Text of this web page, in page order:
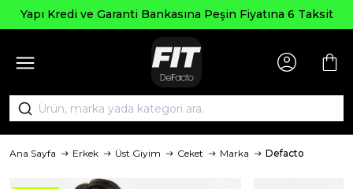
ve Garanti Bankasına Peşin Fiyatına 6 Taksit
Ana Sayfa Erkek Üst Giyim Ceket Marka Defacto